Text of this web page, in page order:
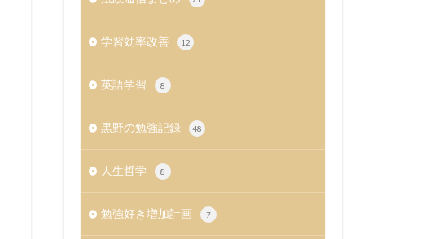
学習効率改善 12
英語学習 8
黒野の勉強記録 48
人生哲学 8
勉強好き増加計画 7